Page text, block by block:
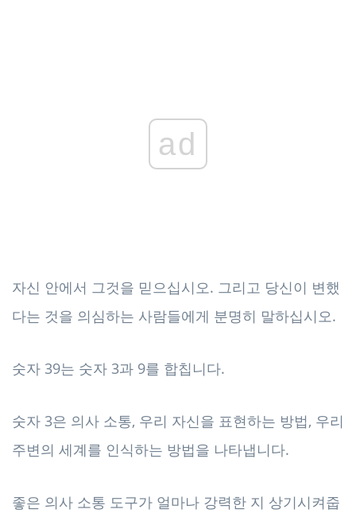
ad
자신 안에서 그것을 믿으십시오. 그리고 당신이 변했
다는 것을 의심하는 사람들에게 분명히 말하십시오.
숫자 39는 숫자 3과 9를 합칩니다.
숫자 3은 의사 소통, 우리 자신을 표현하는 방법, 우리
주변의 세계를 인식하는 방법을 나타냅니다.
좋은 의사 소통 도구가 얼마나 강력한 지 상기시켜줍